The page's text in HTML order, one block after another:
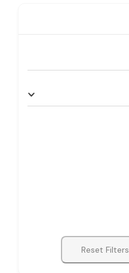
Reset Filters